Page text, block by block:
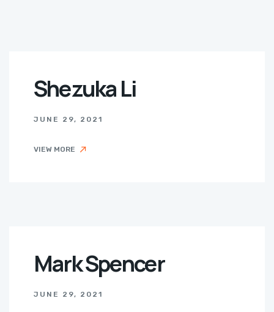
Shezuka Li
JUNE 29, 2021
VIEW MORE
Mark Spencer
JUNE 29, 2021